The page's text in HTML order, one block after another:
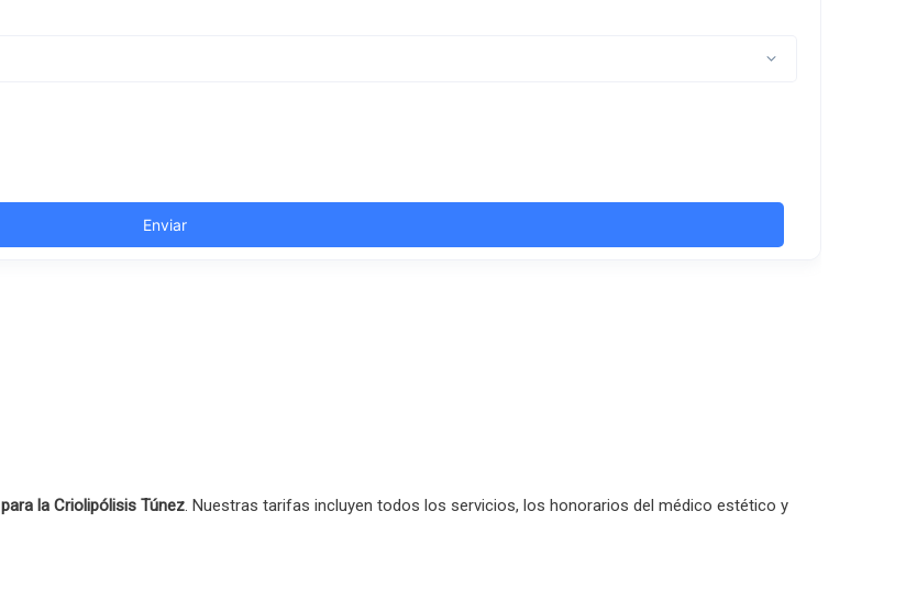
para la Criolipólisis Túnez. Nuestras tarifas incluyen todos los servicios, los honorarios del médico estético y